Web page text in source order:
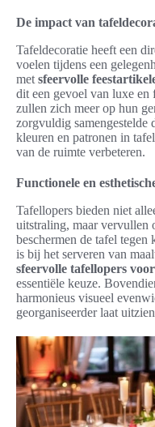
De impact van
Tafeldecoratie heeft een
voelen tijdens een
met sfeervolle
dit een gevoel van luxe en
zullen zich meer op hun
zorgvuldig samengestelde
kleuren en patronen in
van de ruimte verbeteren.
Functionele en
Tafellopers bieden niet
uitstraling, maar vervullen
beschermen de tafel
is bij het serveren van
sfeervolle tafellopers
essentiële keuze.
harmonieus visueel
georganiseerder laat